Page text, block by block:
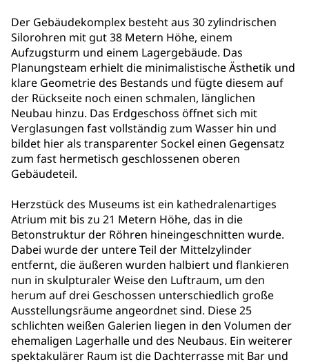
Der Gebäudekomplex besteht aus 30 zylindrischen
Silorohren mit gut 38 Metern Höhe, einem
Aufzugsturm und einem Lagergebäude. Das
Planungsteam erhielt die minimalistische Ästhetik und
klare Geometrie des Bestands und fügte diesem auf
der Rückseite noch einen schmalen, länglichen
Neubau hinzu. Das Erdgeschoss öffnet sich mit
Verglasungen fast vollständig zum Wasser hin und
bildet hier als transparenter Sockel einen Gegensatz
zum fast hermetisch geschlossenen oberen
Gebäudeteil.
Herzstück des Museums ist ein kathedralenartiges
Atrium mit bis zu 21 Metern Höhe, das in die
Betonstruktur der Röhren hineingeschnitten wurde.
Dabei wurde der untere Teil der Mittelzylinder
entfernt, die äußeren wurden halbiert und flankieren
nun in skulpturaler Weise den Luftraum, um den
herum auf drei Geschossen unterschiedlich große
Ausstellungsräume angeordnet sind. Diese 25
schlichten weißen Galerien liegen in den Volumen der
ehemaligen Lagerhalle und des Neubaus. Ein weiterer
spektakulärer Raum ist die Dachterrasse mit Bar und